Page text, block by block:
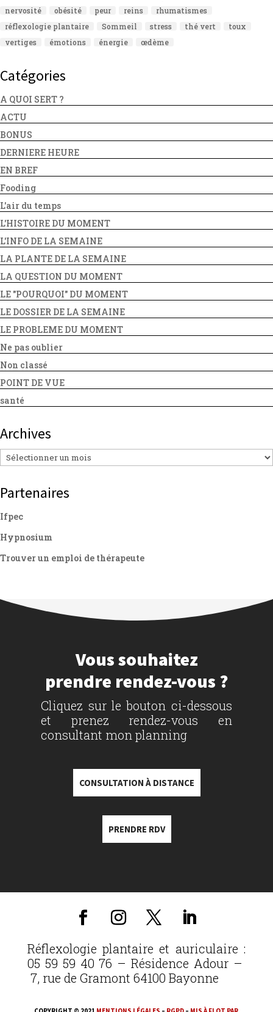
nervosité
obésité peur reins
rhumatismes
réflexologie plantaire
Sommeil stress thé vert
toux
vertiges
émotions énergie œdème
Catégories
A QUOI SERT ?
ACTU
BONUS
DERNIERE HEURE
EN BREF
Fooding
L'air du temps
L'HISTOIRE DU MOMENT
L'INFO DE LA SEMAINE
LA PLANTE DE LA SEMAINE
LA QUESTION DU MOMENT
LE "POURQUOI" DU MOMENT
LE DOSSIER DE LA SEMAINE
LE PROBLEME DU MOMENT
Ne pas oublier
Non classé
POINT DE VUE
santé
Archives
Archives
Partenaires
Ifpec
Hypnosium
Trouver un emploi de thérapeute
Vous souhaitez
prendre rendez-vous ?
Cliquez sur le bouton ci-dessous
et prenez rendez-vous en
consultant mon planning
CONSULTATION À DISTANCE
PRENDRE RDV
Réflexologie plantaire et auriculaire :
05 59 59 40 76 – Résidence Adour –
7, rue de Gramont 64100 Bayonne